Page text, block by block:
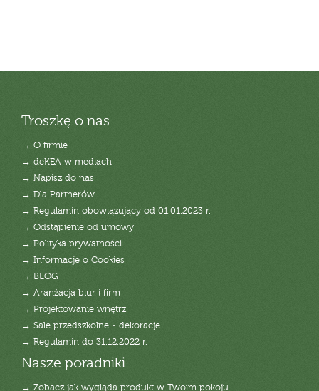
Troszkę o nas
→ O firmie
→ deKEA w mediach
→ Napisz do nas
→ Dla Partnerów
→ Regulamin obowiązujący od 01.01.2023 r.
→ Odstąpienie od umowy
→ Polityka prywatności
→ Informacje o Cookies
→ BLOG
→ Aranżacja biur i firm
→ Projektowanie wnętrz
→ Sale przedszkolne - dekoracje
→ Regulamin do 31.12.2022 r.
Nasze poradniki
→ Zobacz jak wygląda produkt w Twoim pokoju